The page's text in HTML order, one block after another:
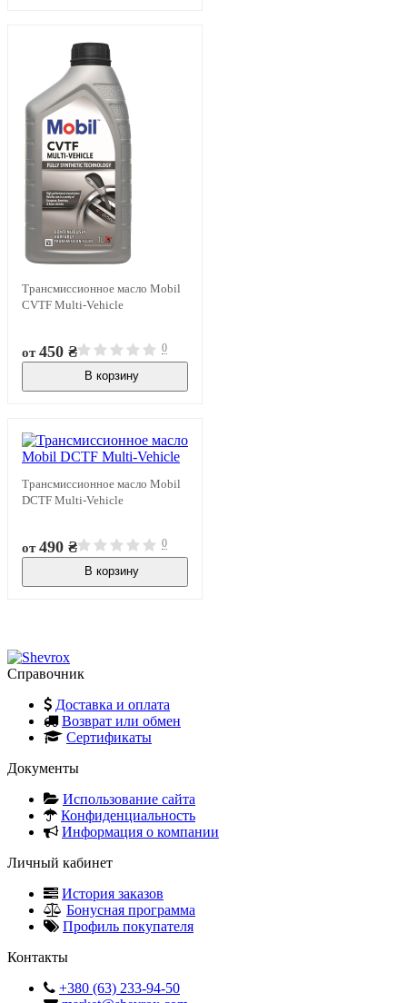
Трансмиссионное масло Mobil
CVTF Multi-Vehicle
от450 ₴ 0
В корзину
Трансмиссионное масло Mobil
DCTF Multi-Vehicle
от490 ₴ 0
В корзину
Справочник
Доставка и оплата
Возврат или обмен
Сертификаты
Документы
Использование сайта
Конфиденциальность
Информация о компании
Личный кабинет
История заказов
Бонусная программа
Профиль покупателя
Контакты
+380 (63) 233-94-50